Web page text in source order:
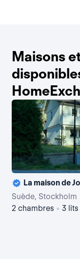
Maisons
La maison de
Suède, Stockholm
2 chambres • 3 lits